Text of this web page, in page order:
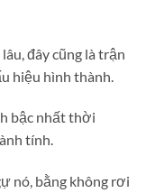
đây cũng là trận
hiệu hình thành.
bậc nhất thời
tính.
nó, bằng không rơi